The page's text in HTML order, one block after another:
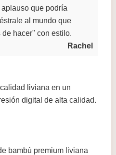
que podría
al mundo que
hacer" con estilo.
Rachel
liviana en un
digital de alta calidad.
bambú premium liviana